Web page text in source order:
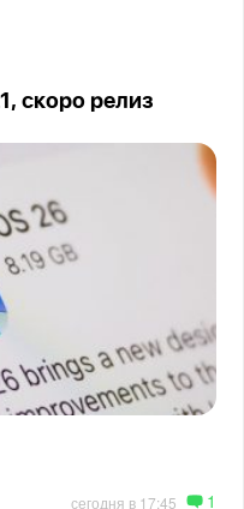
скоро релиз
сегодня в 17:45 1